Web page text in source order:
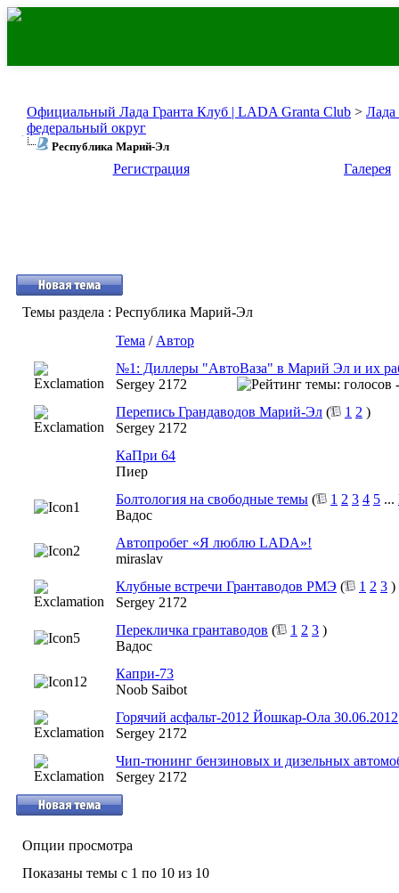
Официальный Лада Гранта Клуб | LADA Granta Club > Лада
федеральный округ
Республика Марий-Эл
Регистрация Галерея
Темы раздела : Республика Марий-Эл
Тема / Автор
№1: Диллеры "АвтоВаза" в Марий Эл и их
Sergey 2172
Перепись Грандаводов Марий-Эл ( 1 2 )
Sergey 2172
КаПри 64
Пиер
Болтология на свободные темы ( 1 2 3 4 5 ...
Вадос
Автопробег «Я люблю LADA»!
miraslav
Клубные встречи Грантаводов РМЭ ( 1 2 3 )
Sergey 2172
Перекличка грантаводов ( 1 2 3 )
Вадос
Капри-73
Noob Saibot
Горячий асфальт-2012 Йошкар-Ола 30.06.2012
Sergey 2172
Чип-тюнинг бензиновых и дизельных
Sergey 2172
Опции просмотра
Показаны темы с 1 по 10 из 10